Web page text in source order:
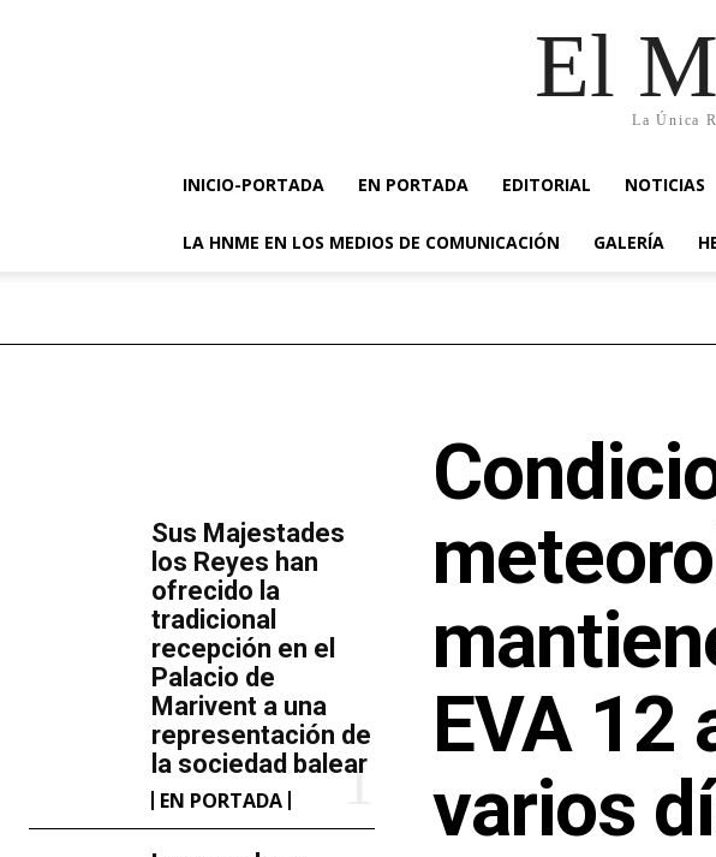
El
La Única
INICIO-PORTADA EN PORTADA EDITORIAL NOTICIAS
LA HNME EN LOS MEDIOS DE COMUNICACIÓN GALERÍA
​Sus Majestades
los Reyes han
ofrecido la
tradicional
recepción en el
Palacio de
Marivent​ a una
representación de
la sociedad balear
EN PORTADA
EVA 12
varios